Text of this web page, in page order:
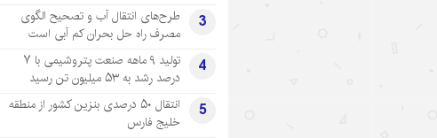
3
طرح‌های انتقال آب و تصحیح الگوی
مصرف راه حل بحران کم آبی است
4
تولید ۹ ماهه صنعت پتروشیمی با ۷
درصد رشد به ۵۳ میلیون تن رسید
5
انتقال ۵۰ درصدی بنزین کشور از منطقه
خلیج فارس